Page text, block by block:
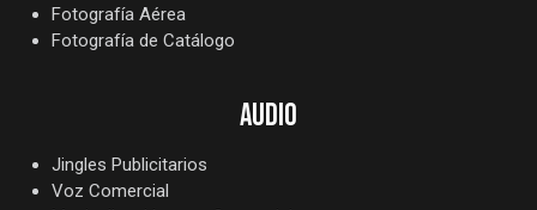
Fotografía Aérea
Fotografía de Catálogo
AUDIO
Jingles Publicitarios
Voz Comercial